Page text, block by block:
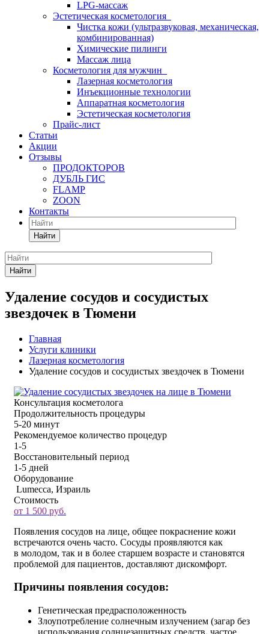
LPG-массаж
Эстетическая косметология
Чистка кожи (ультразвуковая, механическая,
комбинированная)
Химические пилинги
Массаж лица
Косметология для мужчин
Лазерная косметология
Инъекционные технологии
Аппаратная косметология
Эстетическая косметология
Прайс-лист
Статьи
Акции
Отзывы
ПРОДОКТОРОВ
ДУБЛЬ ГИС
FLAMP
ZOON
Контакты
Найти
Найти
Удаление сосудов и сосудистых
звездочек в Тюмени
Главная
Услуги клиники
Лазерная косметология
Удаление сосудов и сосудистых звездочек в Тюмени
Консультация косметолога
Продолжительность процедуры
5-20 минут
Рекомендуемое количество процедур
1-5
Восстановительный период
1-5 дней
Оборудование
Lumecca, Израиль
Стоимость
от 1 500 руб.
Появления сосудов на лице, общее покраснение кожи
встречаются очень часто. Сосуды проявляются как
в молодом, так и в более старшем возрасте и становятся
проблемой для пациентов, доставляют дискомфорт.
Причины появления сосудов:
Генетическая предрасположенность
Злоупотребление солнечным излучением (загар без
использования солнцезащитных средств, частое